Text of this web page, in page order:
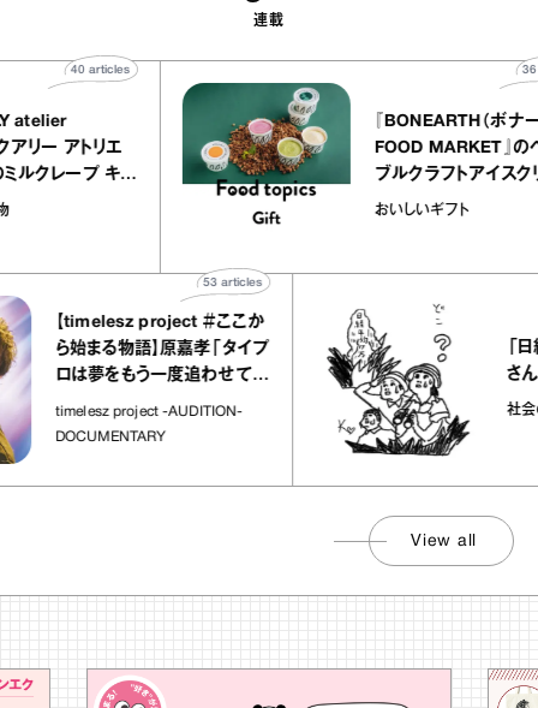
連載
atelier
（イクアリー アトリエ
）』のミルクレープ キャ
ルバニーユほか｜chico
な宝物
40 articles
『BONEARTH
FOOD
ブルクラフト
｜真野知子の
おいしいギフト
【timelesz project ＃ここか
ら始まる物語】原嘉孝「タイプ
ロは夢をもう一度追わせてく
れた場所」
timelesz project -AUDITION-
DOCUMENTARY
articles
「日経平
さんが解
社会のじか
View all